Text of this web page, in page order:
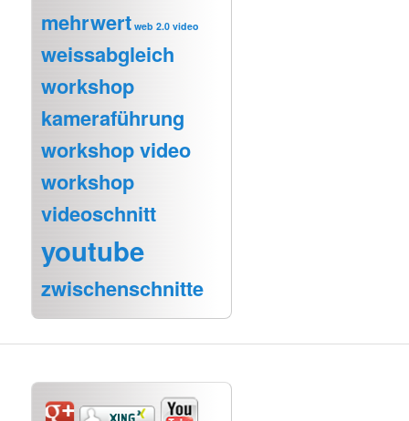
mehrwert web 2.0 video
weissabgleich
workshop
kameraführung
workshop video
workshop
videoschnitt
youtube
zwischenschnitte